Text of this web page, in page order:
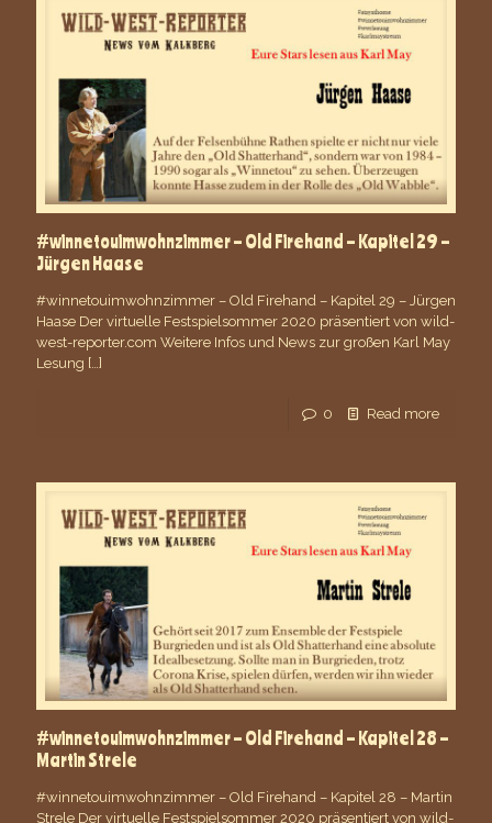
#winnetouimwohnzimmer – Old Firehand – Kapitel 29 –
Jürgen Haase
#winnetouimwohnzimmer – Old Firehand – Kapitel 29 – Jürgen
Haase Der virtuelle Festspielsommer 2020 präsentiert von wild-
west-reporter.com Weitere Infos und News zur großen Karl May
Lesung […]
0 Read more
#winnetouimwohnzimmer – Old Firehand – Kapitel 28 –
Martin Strele
#winnetouimwohnzimmer – Old Firehand – Kapitel 28 – Martin
Strele Der virtuelle Festspielsommer 2020 präsentiert von wild-